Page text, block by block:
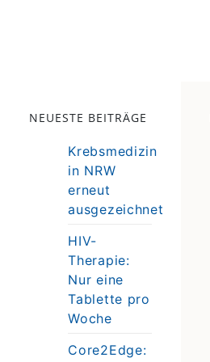
NEUESTE BEITRÄGE
Krebsmedizin
in NRW
erneut
ausgezeichnet
HIV-
Therapie:
Nur eine
Tablette pro
Woche
Core2Edge: